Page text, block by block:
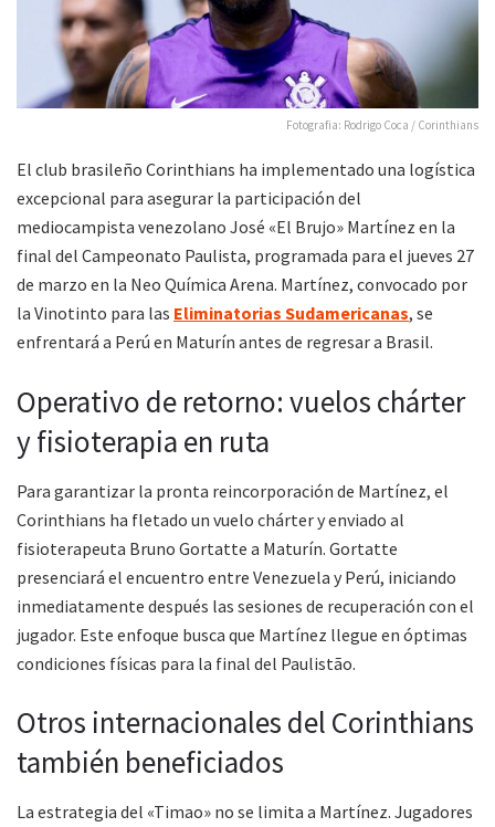
Fotografia: Rodrigo Coca / Corinthians
El club brasileño Corinthians ha implementado una logística
excepcional para asegurar la participación del
mediocampista venezolano José «El Brujo» Martínez en la
final del Campeonato Paulista, programada para el jueves 27
de marzo en la Neo Química Arena. Martínez, convocado por
la Vinotinto para las Eliminatorias Sudamericanas, se
enfrentará a Perú en Maturín antes de regresar a Brasil.​
Operativo de retorno: vuelos chárter
y fisioterapia en ruta
Para garantizar la pronta reincorporación de Martínez, el
Corinthians ha fletado un vuelo chárter y enviado al
fisioterapeuta Bruno Gortatte a Maturín. Gortatte
presenciará el encuentro entre Venezuela y Perú, iniciando
inmediatamente después las sesiones de recuperación con el
jugador. Este enfoque busca que Martínez llegue en óptimas
condiciones físicas para la final del Paulistão.​
Otros internacionales del Corinthians
también beneficiados
La estrategia del «Timao» no se limita a Martínez. Jugadores